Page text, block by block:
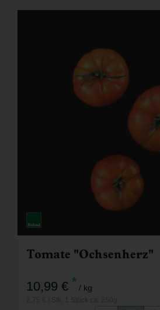
Tomate "Ochsenherz"
10,99 € * / kg